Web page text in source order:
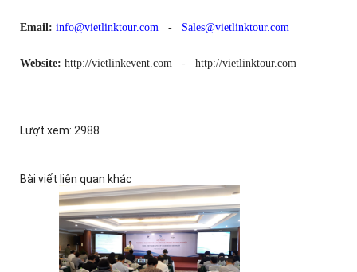
Địa chỉ :P705, Đơn nguyên B, Locogi 13, Khuất Duy Tiến, Thanh
Lượt xem: 2988